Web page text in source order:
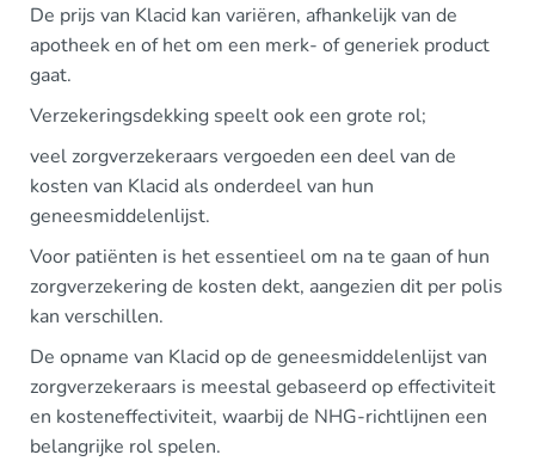
De prijs van Klacid kan variëren, afhankelijk van de
apotheek en of het om een merk- of generiek product
gaat.
Verzekeringsdekking speelt ook een grote rol;
veel zorgverzekeraars vergoeden een deel van de
kosten van Klacid als onderdeel van hun
geneesmiddelenlijst.
Voor patiënten is het essentieel om na te gaan of hun
zorgverzekering de kosten dekt, aangezien dit per polis
kan verschillen.
De opname van Klacid op de geneesmiddelenlijst van
zorgverzekeraars is meestal gebaseerd op effectiviteit
en kosteneffectiviteit, waarbij de NHG-richtlijnen een
belangrijke rol spelen.